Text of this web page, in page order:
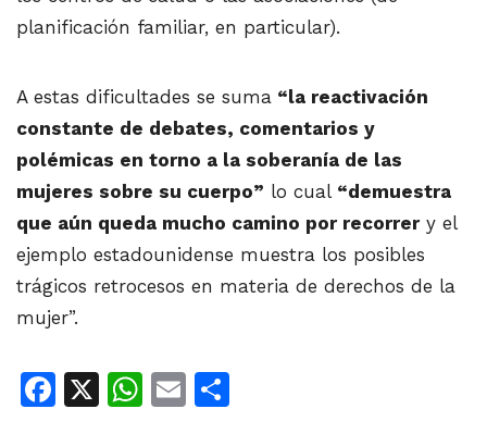
planificación familiar, en particular).
A estas dificultades se suma “la reactivación
constante de debates, comentarios y
polémicas en torno a la soberanía de las
mujeres sobre su cuerpo” lo cual “demuestra
que aún queda mucho camino por recorrery el
ejemplo estadounidense muestra los posibles
trágicos retrocesos en materia de derechos de la
mujer”.
Facebook
X WhatsApp
Email